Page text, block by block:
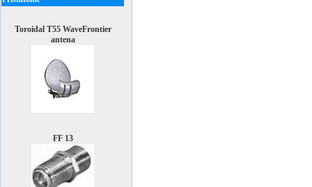
Toroidal T55 WaveFrontier
antena
FF 13